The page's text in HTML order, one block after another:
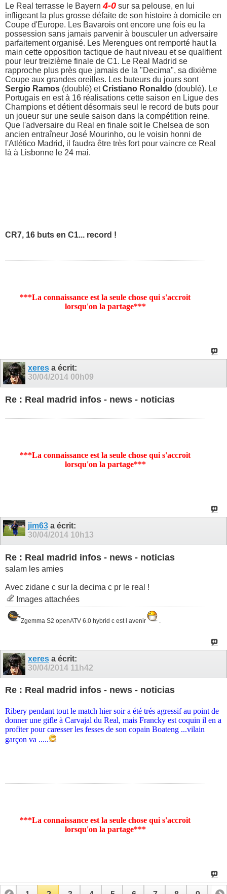
Le Real terrasse le Bayern4-0 sur sa pelouse, en lui
infligeant la plus grosse défaite de son histoire à domicile en
Coupe d'Europe. Les Bavarois ont encore une fois eu la
possession sans jamais parvenir à bousculer un adversaire
parfaitement organisé. Les Merengues ont remporté haut la
main cette opposition tactique de haut niveau et se qualifient
pour leur treizième finale de C1. Le Real Madrid se
rapproche plus près que jamais de la "Decima", sa dixième
Coupe aux grandes oreilles. Les buteurs du jours sont
Sergio Ramos (doublé) etCristiano Ronaldo (doublé). Le
Portugais en est à 16 réalisations cette saison en Ligue des
Champions et détient désormais seul le record de buts pour
un joueur sur une seule saison dans la compétition reine.
Que l'adversaire du Real en finale soit le Chelsea de son
ancien entraîneur José Mourinho, ou le voisin honni de
l'Atlético Madrid, il faudra être très fort pour vaincre ce Real
là à Lisbonne le 24 mai.
CR7, 16 buts en C1... record !
***La connaissance est la seule chose qui s'accroit
lorsqu'on la partage***
xeres a écrit:
30/04/2014 00h09
Re : Real madrid infos - news - noticias
***La connaissance est la seule chose qui s'accroit
lorsqu'on la partage***
jim63 a écrit:
30/04/2014 10h13
Re : Real madrid infos - news - noticias
salam les amies
Avec zidane c sur la decima c pr le real !
Images attachées
Zgemma S2 openATV 6.0 hybrid c est l avenir
xeres a écrit:
30/04/2014 11h42
Re : Real madrid infos - news - noticias
Ribery pendant tout le match hier soir a été trés agressif au point de
donner une gifle à Carvajal du Real, mais Francky est coquin il en a
profiter pour caresser les fesses de son copain Boateng ...vilain
garçon va .....
***La connaissance est la seule chose qui s'accroit
lorsqu'on la partage***